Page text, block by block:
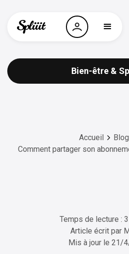
Bien-être &
Accueil
Blog
Comment partager son
Temps de lecture :
Article écrit par
Mis à jour le 21/